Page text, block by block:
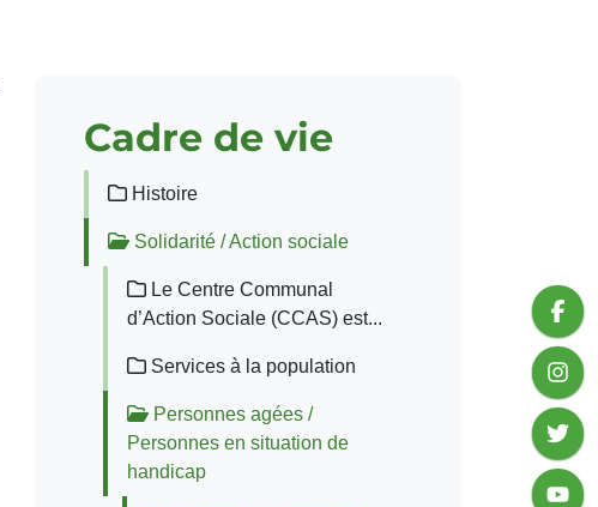
Cadre de vie
Histoire
Solidarité / Action sociale
Le Centre Communal
d’Action Sociale (CCAS) est...
Services à la population
Personnes agées /
Personnes en situation de
handicap